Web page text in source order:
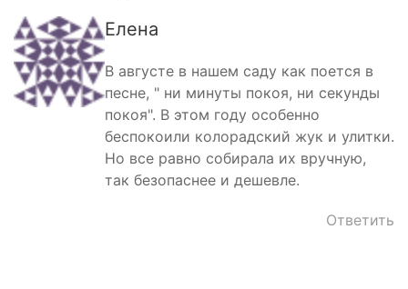
Елена
В августе в нашем саду как поется в
песне, " ни минуты покоя, ни секунды
покоя". В этом году особенно
беспокоили колорадский жук и улитки.
Но все равно собирала их вручную,
так безопаснее и дешевле.
Ответить